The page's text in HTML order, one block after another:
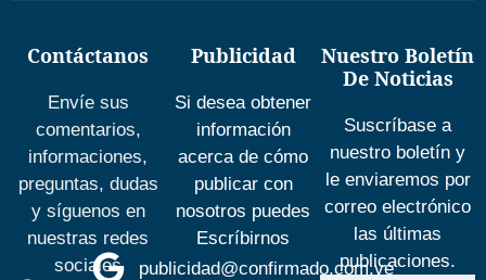
Contáctanos
Envíe sus
comentarios,
informaciones,
preguntas, dudas
y síguenos en
nuestras redes
sociales
Publicidad
Si desea obtener
información
acerca de cómo
publicar con
nosotros puedes
Escríbirnos
publicidad@confirmado.com.ve
Nuestro Boletín
De Noticias
Suscríbase a
nuestro boletín y
le enviaremos por
correo electrónico
las últimas
publicaciones.